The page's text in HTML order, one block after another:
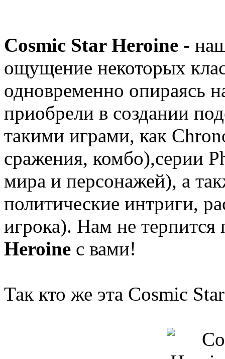
Cosmic Star Heroine -
ощущение некоторых
одновременно опираясь
приобрели в создании
такими играми, как
сражения, комбо),серии
мира и персонажей), а
политические интриги,
игрока). Нам не терпится
Heroine с вами!
Так кто же эта Cosmic